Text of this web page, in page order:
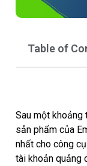
Table of
Sau một khoảng
sản phẩm của
nhất cho công
tài khoản quảng